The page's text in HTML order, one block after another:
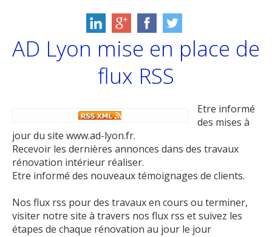
AD Lyon mise en place de
flux RSS
Etre informé
des mises à
jour du site www.ad-lyon.fr.
Recevoir les dernières annonces dans des travaux
rénovation intérieur réaliser.
Etre informé des nouveaux témoignages de clients.
Nos flux rss pour des travaux en cours ou terminer,
visiter notre site à travers nos flux rss et suivez les
étapes de chaque rénovation au jour le jour